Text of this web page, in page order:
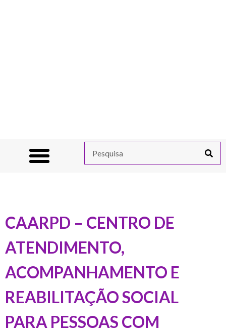
CAARPD – CENTRO DE
ATENDIMENTO,
ACOMPANHAMENTO E
REABILITAÇÃO SOCIAL
PARA PESSOAS COM